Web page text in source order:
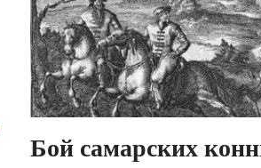
Бой самарских